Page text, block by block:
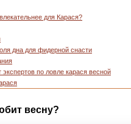
для Карася?
дна для фидерной снасти
по ловле карася весной
весну?